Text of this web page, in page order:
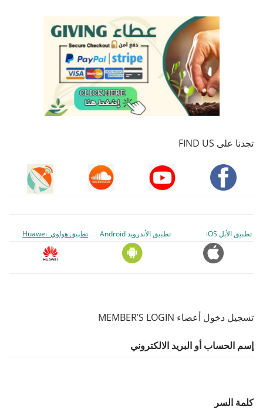
تجدنا على FIND US
تطبيق الأبل iOS تطبيق الأندرويد Android تطبيق هواوي Huawei
تسجيل دخول أعضاء MEMBER’S LOGIN
إسم الحساب أو البريد الالكتروني
كلمة السر